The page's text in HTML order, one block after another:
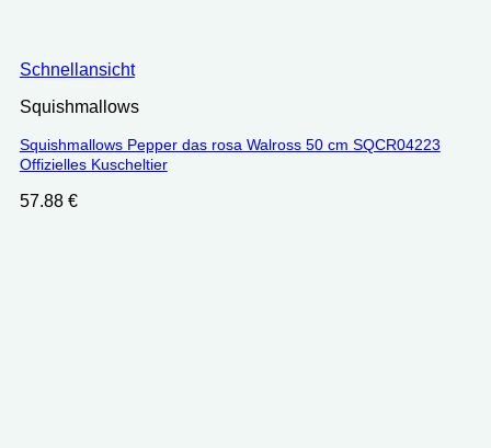
Schnellansicht
Squishmallows
Squishmallows Pepper das rosa Walross 50 cm SQCR04223
Offizielles Kuscheltier
57.88 €